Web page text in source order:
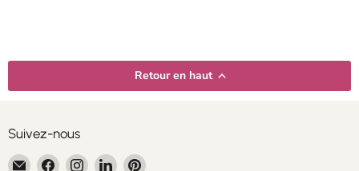
Retour en haut
Suivez-nous
EmailTrouvez-Trouvez-Trouvez-Trouvez-